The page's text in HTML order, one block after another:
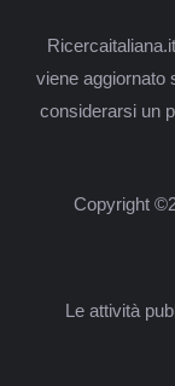
viene aggiornato
considerarsi un
Copyright
Le attività